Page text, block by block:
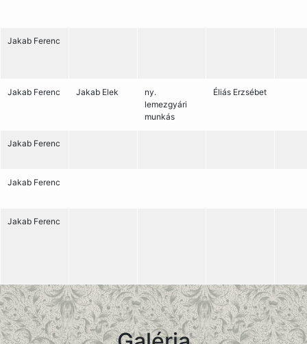
Jakab Ferenc
Jakab Ferenc Jakab Elek
ny.
lemezgyári
munkás
Éliás Erzsébet
Jakab Ferenc
Jakab Ferenc
Jakab Ferenc